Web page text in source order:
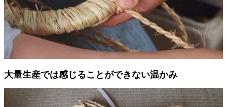
大量生産では感じることができない温かみ